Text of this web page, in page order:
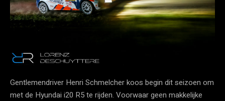
Gentlemendriver Henri Schmelcher koos begin dit seizoen om
met de Hyundai i20 R5 te rijden. Voorwaar geen makkelijke